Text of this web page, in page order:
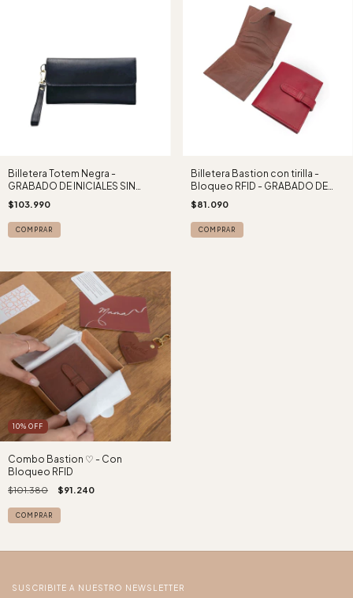
Billetera Totem Negra -
GRABADO DE INICIALES SIN
CARGO -
$103.990
Billetera Bastion con tirilla -
Bloqueo RFID - GRABADO DE
INICIALES SIN CARGO
$81.090
COMPRAR
10% OFF
Combo Bastion ♡ - Con
Bloqueo RFID
$101.380 $91.240
COMPRAR
SUSCRIBITE A NUESTRO NEWSLETTER